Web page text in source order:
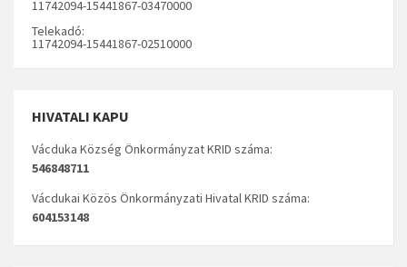
11742094-15441867-03470000
Telekadó:
11742094-15441867-02510000
HIVATALI KAPU
Vácduka Község Önkormányzat KRID száma:
546848711
Vácdukai Közös Önkormányzati Hivatal KRID száma:
604153148